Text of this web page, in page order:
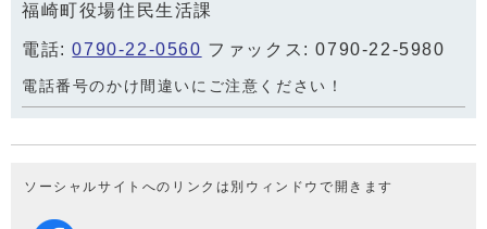
福崎町役場住民生活課
電話:0790-22-0560 ファックス: 0790-22-5980
電話番号のかけ間違いにご注意ください！
ソーシャルサイトへのリンクは別ウィンドウで開きます